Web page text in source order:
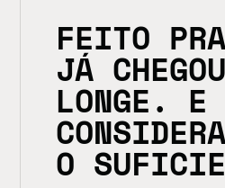
FEITO
JÁ CHEGOU
LONGE. E
O